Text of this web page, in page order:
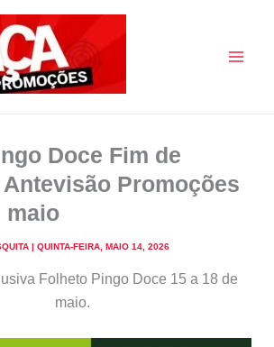
Doce Fim de
Antevisão Promoções
maio
| QUINTA-FEIRA, MAIO 14, 2026
Folheto Pingo Doce 15 a 18 de
maio.